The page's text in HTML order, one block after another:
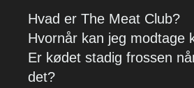
Hvad er The Meat Club?
Hvornår kan jeg modtage
Er kødet stadig frossen
det?